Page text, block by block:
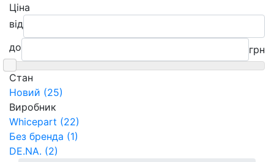
Ціна
від
до
грн
Cтан
Новий (25)
Виробник
Whicepart (22)
Без бренда (1)
DE.NA. (2)